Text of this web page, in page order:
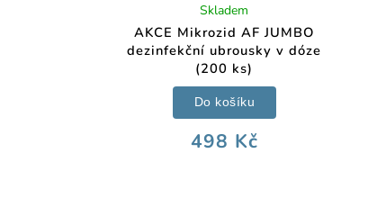
AKCE Mikrozid AF JUMBO
dezinfekční ubrousky v dóze
(200 ks)
Skladem
498 Kč
Do košíku